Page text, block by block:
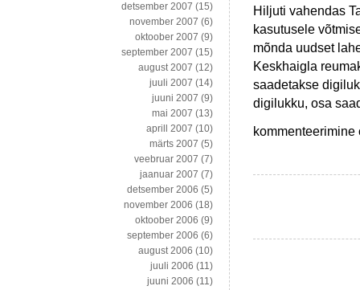
Hiljuti vahendas
kasutusele
mõnda uudset
Keskhaigla
saadetakse
digilukku, osa
Digitaalse
põrkuvad
detsember 2007 (15)
november 2007 (6)
oktoober 2007 (9)
september 2007 (15)
august 2007 (12)
juuli 2007 (14)
juuni 2007 (9)
mai 2007 (13)
aprill 2007 (10)
märts 2007 (5)
veebruar 2007 (7)
jaanuar 2007 (7)
detsember 2006 (5)
november 2006 (18)
oktoober 2006 (9)
september 2006 (6)
august 2006 (10)
juuli 2006 (11)
juuni 2006 (11)